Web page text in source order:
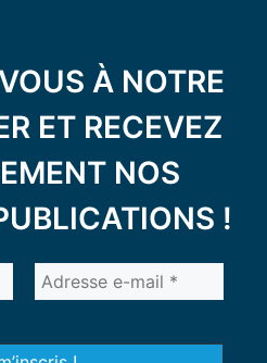
À NOTRE
ET RECEVEZ
NOS
!